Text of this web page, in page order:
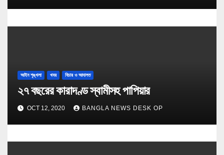
আইন শৃঙ্খলা খবর বিচার ও আদালত
২৭ বছরের কারাদণ্ড স্বামীসহ পাপিয়ার
OCT 12, 2020 BANGLA NEWS DESK OP